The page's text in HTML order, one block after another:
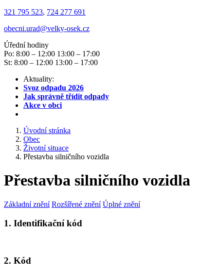
321 795 523, 724 277 691
obecni.urad@velky-osek.cz
Úřední hodiny
Po: 8:00 – 12:00 13:00 – 17:00
St: 8:00 – 12:00 13:00 – 17:00
Aktuality:
Svoz odpadu 2026
Jak správně třídit odpady
Akce v obci
Úvodní stránka
Obec
Životní situace
Přestavba silničního vozidla
Přestavba silničního vozidla
Základní znění Rozšířené znění Úplné znění
1. Identifikační kód
2. Kód